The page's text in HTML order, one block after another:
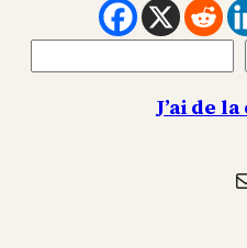
J’ai de
E-mail